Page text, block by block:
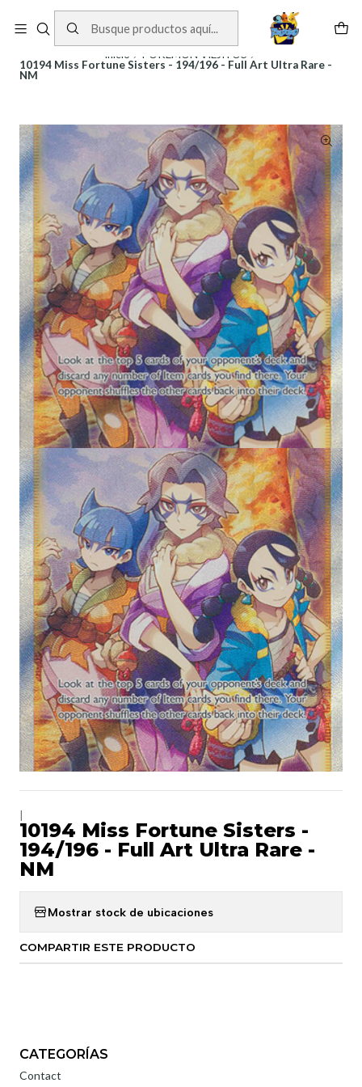
Inicio
POKEMON VIEJITOS
10194 Miss Fortune Sisters - 194/196 - Full Art Ultra Rare -
NM
10194 Miss Fortune Sisters -
194/196 - Full Art Ultra Rare -
NM
Mostrar stock de ubicaciones
COMPARTIR ESTE PRODUCTO
CATEGORÍAS
Contact